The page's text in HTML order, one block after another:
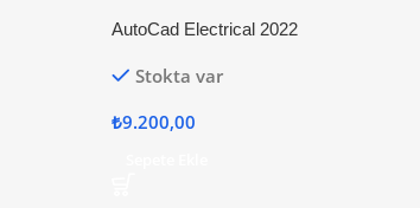
AutoCad Electrical 2022
Stokta var
₺9.200,00